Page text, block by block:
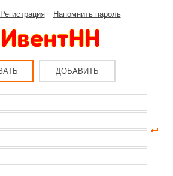
Регистрация Напомнить пароль
ДОБАВИТЬ